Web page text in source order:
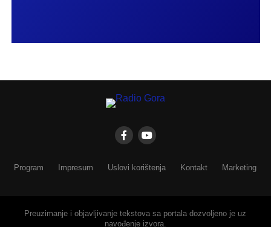
Program Impresum Uslovi korištenja Kontakt Marketing
Preuzimanje i objavljivanje tekstova sa portala dozvoljeno je uz
navođenje izvora.